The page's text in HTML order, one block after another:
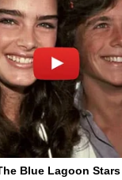
Blue Lagoon